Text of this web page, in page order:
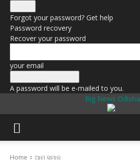
Forgot your password? Get help
Password recovery
Recover your password
your email
A password will be e-mailed to you.
Big News Odisha
Home ଆମ ସମାଜ